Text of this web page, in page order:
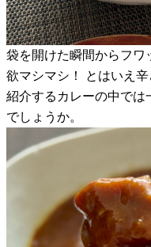
袋を開けた瞬間からフワ
欲マシマシ！ とはいえ
紹介するカレーの中では
でしょうか。